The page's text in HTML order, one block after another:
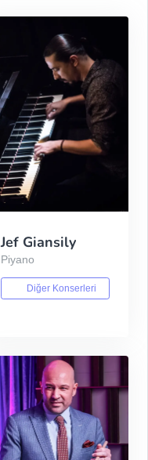
Jef Giansily
Piyano
Diğer Konserleri